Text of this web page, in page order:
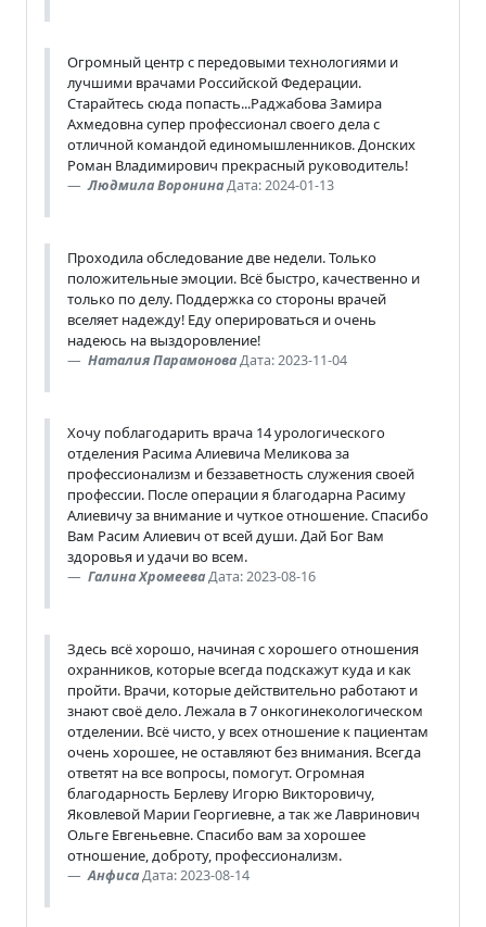
Огромный центр с передовыми технологиями и
лучшими врачами Российской Федерации.
Старайтесь сюда попасть...Раджабова Замира
Ахмедовна супер профессионал своего дела с
отличной командой единомышленников. Донских
Роман Владимирович прекрасный руководитель!
Людмила ВоронинаДата: 2024-01-13
Проходила обследование две недели. Только
положительные эмоции. Всё быстро, качественно и
только по делу. Поддержка со стороны врачей
вселяет надежду! Еду оперироваться и очень
надеюсь на выздоровление!
Наталия ПарамоноваДата: 2023-11-04
Хочу поблагодарить врача 14 урологического
отделения Расима Алиевича Меликова за
профессионализм и беззаветность служения своей
профессии. После операции я благодарна Расиму
Алиевичу за внимание и чуткое отношение. Спасибо
Вам Расим Алиевич от всей души. Дай Бог Вам
здоровья и удачи во всем.
Галина ХромееваДата: 2023-08-16
Здесь всё хорошо, начиная с хорошего отношения
охранников, которые всегда подскажут куда и как
пройти. Врачи, которые действительно работают и
знают своё дело. Лежала в 7 онкогинекологическом
отделении. Всё чисто, у всех отношение к пациентам
очень хорошее, не оставляют без внимания. Всегда
ответят на все вопросы, помогут. Огромная
благодарность Берлеву Игорю Викторовичу,
Яковлевой Марии Георгиевне, а так же Лавринович
Ольге Евгеньевне. Спасибо вам за хорошее
отношение, доброту, профессионализм.
АнфисаДата: 2023-08-14